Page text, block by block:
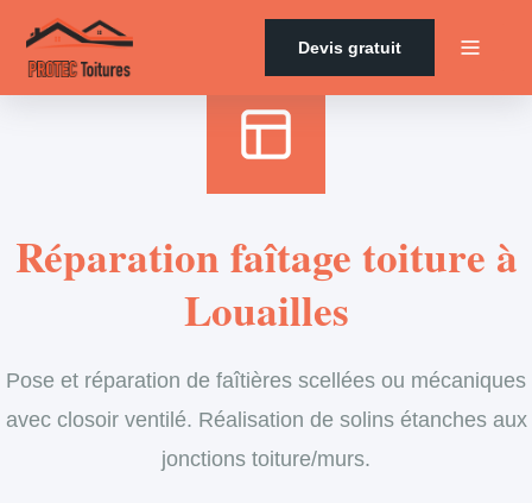
Devis gratuit
Réparation faîtage toiture à
Louailles
Pose et réparation de faîtières scellées ou mécaniques
avec closoir ventilé. Réalisation de solins étanches aux
jonctions toiture/murs.